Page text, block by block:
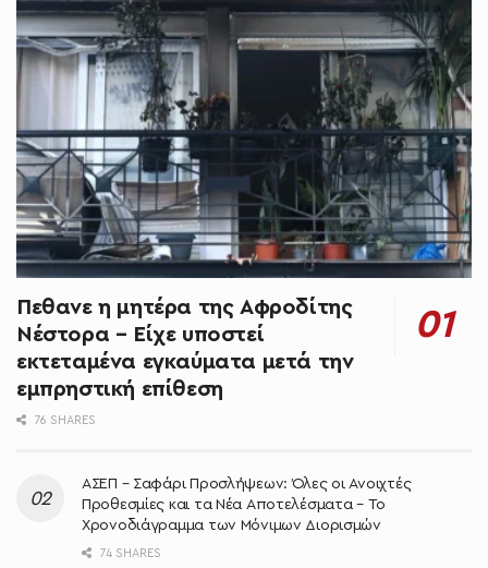
Πεθανε η μητέρα της Αφροδίτης
Νέστορα – Είχε υποστεί
εκτεταμένα εγκαύματα μετά την
εμπρηστική επίθεση
76 SHARES
ΑΣΕΠ – Σαφάρι Προσλήψεων: Όλες οι Ανοιχτές
Προθεσμίες και τα Νέα Αποτελέσματα – Το
Χρονοδιάγραμμα των Μόνιμων Διορισμών
74 SHARES